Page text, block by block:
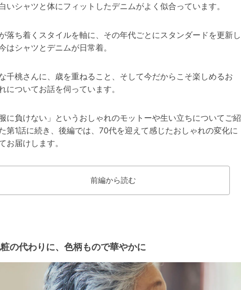
いシャツと体にフィットしたデニムがよく似合っています。
落ち着くスタイルを軸に、その年代ごとにスタンダードを更新し
はシャツとデニムが日常着。
千桃さんに、歳を重ねること、そして今だからこそ楽しめるお
についてお話を伺っています。
に負けない」というおしゃれのモットーや生い立ちについてご紹
第1話に続き、後編では、70代を迎えて感じたおしゃれの変化に
お届けします。
前編から読む
の代わりに、色柄もので華やかに